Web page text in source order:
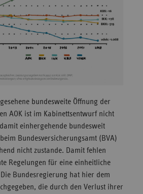
bundesweite Öffnung der
AOK ist im Kabinettsentwurf nicht
einhergehende bundesweit
Bundesversicherungsamt (BVA)
nicht zustande. Damit fehlen
Regelungen für eine einheitliche
Bundesregierung hat hier dem
die durch den Verlust ihrer